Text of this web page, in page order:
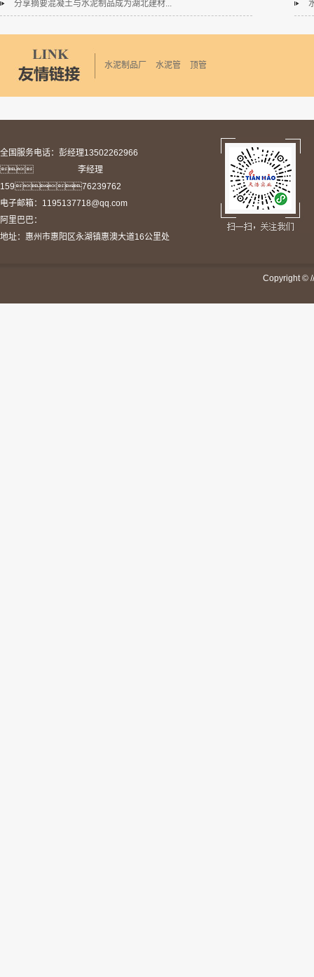
分享摘要混凝土与水泥制品成为湖北建材...
水泥制品厂 水泥管 顶管
全国服务电话：彭经理13502262966
 李经理
15976239762
电子邮箱：1195137718@qq.com
阿里巴巴：
地址：惠州市惠阳区永湖镇惠澳大道16公里处
Copyright ©